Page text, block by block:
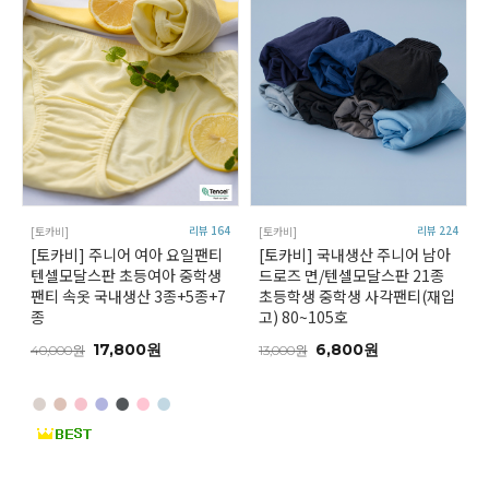
[토카비] 리뷰 164
[토카비] 주니어 여아 요일팬티
텐셀모달스판 초등여아 중학생
팬티 속옷 국내생산 3종+5종+7
종
40,000원 17,800원
●●●●●●●
[토카비] 리뷰 224
[토카비] 국내생산 주니어 남아
드로즈 면/텐셀모달스판 21종
초등학생 중학생 사각팬티(재입
고) 80~105호
13,000원 6,800원